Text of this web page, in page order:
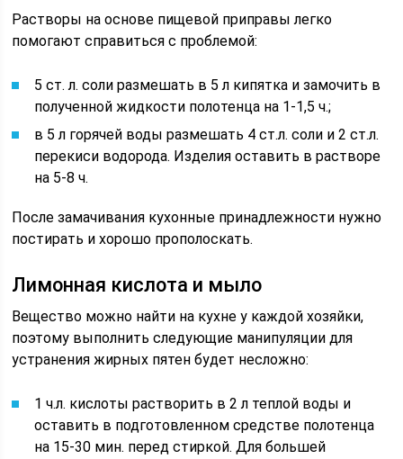
Растворы на основе пищевой приправы легко
помогают справиться с проблемой:
5 ст. л. соли размешать в 5 л кипятка и замочить в
полученной жидкости полотенца на 1-1,5 ч.;
в 5 л горячей воды размешать 4 ст.л. соли и 2 ст.л.
перекиси водорода. Изделия оставить в растворе
на 5-8 ч.
После замачивания кухонные принадлежности нужно
постирать и хорошо прополоскать.
Лимонная кислота и мыло
Вещество можно найти на кухне у каждой хозяйки,
поэтому выполнить следующие манипуляции для
устранения жирных пятен будет несложно:
1 ч.л. кислоты растворить в 2 л теплой воды и
оставить в подготовленном средстве полотенца
на 15-30 мин. перед стиркой. Для большей